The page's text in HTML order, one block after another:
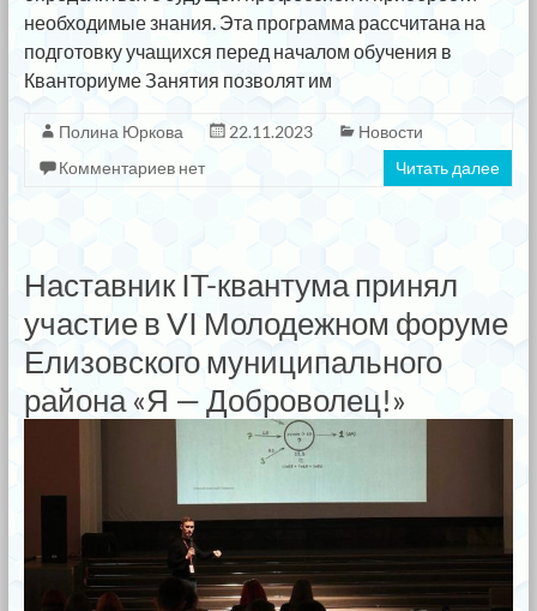
необходимые знания. Эта программа рассчитана на
подготовку учащихся перед началом обучения в
Кванториуме Занятия позволят им
Полина Юркова 22.11.2023
Новости
Комментариев нет
Читать далее
Наставник IT-квантума принял
участие в VI Молодежном форуме
Елизовского муниципального
района «Я — Доброволец!»